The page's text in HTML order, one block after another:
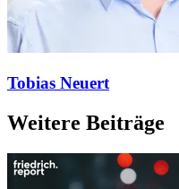
Tobias Neuert
Weitere Beiträge